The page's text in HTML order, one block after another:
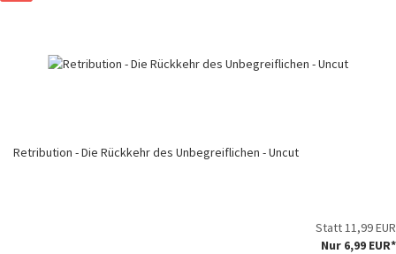
Retribution - Die Rückkehr des Unbegreiflichen - Uncut
Statt 11,99 EUR
Nur 6,99 EUR*